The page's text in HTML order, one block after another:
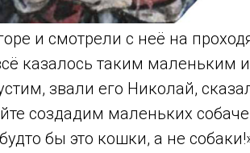
и смотрели с неё на
казалось таким маленьким и
звали его Николай,
создадим маленьких
бы это кошки, а не